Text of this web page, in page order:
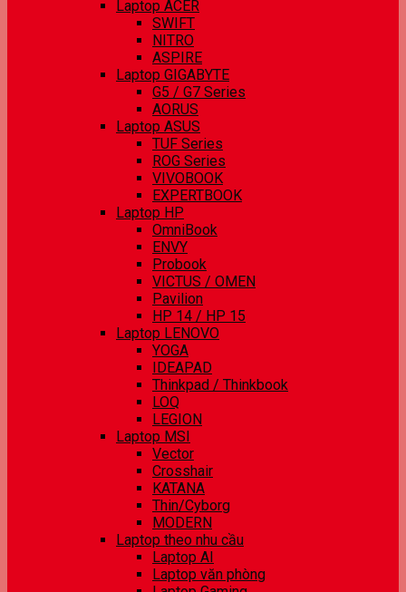
Laptop ACER
SWIFT
NITRO
ASPIRE
Laptop GIGABYTE
G5 / G7 Series
AORUS
Laptop ASUS
TUF Series
ROG Series
VIVOBOOK
EXPERTBOOK
Laptop HP
OmniBook
ENVY
Probook
VICTUS / OMEN
Pavilion
HP 14 / HP 15
Laptop LENOVO
YOGA
IDEAPAD
Thinkpad / Thinkbook
LOQ
LEGION
Laptop MSI
Vector
Crosshair
KATANA
Thin/Cyborg
MODERN
Laptop theo nhu cầu
Laptop AI
Laptop văn phòng